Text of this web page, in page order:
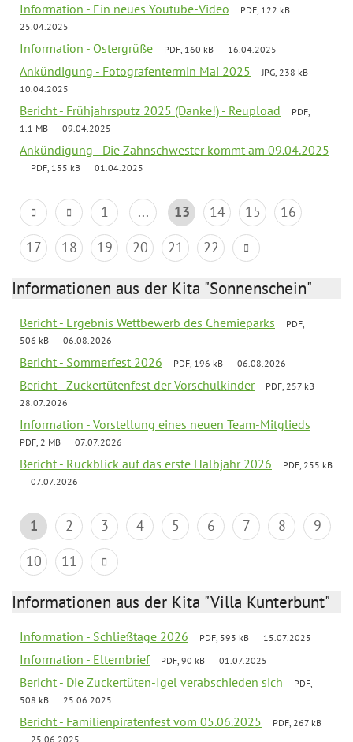
Information - Ein neues Youtube-Video
PDF, 122 kB
25.04.2025
Information - Ostergrüße PDF, 160 kB 16.04.2025
Ankündigung - Fotografentermin Mai 2025
JPG, 238 kB
10.04.2025
Bericht - Frühjahrsputz 2025 (Danke!) - Reupload
PDF,
1.1 MB
09.04.2025
Ankündigung - Die Zahnschwester kommt am 09.04.2025
PDF, 155 kB 01.04.2025
1 ... 13 14 15
16
17
18 19 20 21 22
Informationen aus der Kita "Sonnenschein"
Bericht - Ergebnis Wettbewerb des Chemieparks
PDF,
506 kB
06.08.2026
Bericht - Sommerfest 2026 PDF, 196 kB 06.08.2026
Bericht - Zuckertütenfest der Vorschulkinder
PDF, 257 kB
28.07.2026
Information - Vorstellung eines neuen Team-Mitglieds
PDF, 2 MB 07.07.2026
Bericht - Rückblick auf das erste Halbjahr 2026
PDF, 255 kB
07.07.2026
1 2 3 4 5 6 7 8
9
10
11
Informationen aus der Kita "Villa Kunterbunt"
Information - Schließtage 2026 PDF, 593 kB 15.07.2025
Information - Elternbrief PDF, 90 kB 01.07.2025
Bericht - Die Zuckertüten-Igel verabschieden sich
PDF,
508 kB
25.06.2025
Bericht - Familienpiratenfest vom 05.06.2025
PDF, 267 kB
25.06.2025